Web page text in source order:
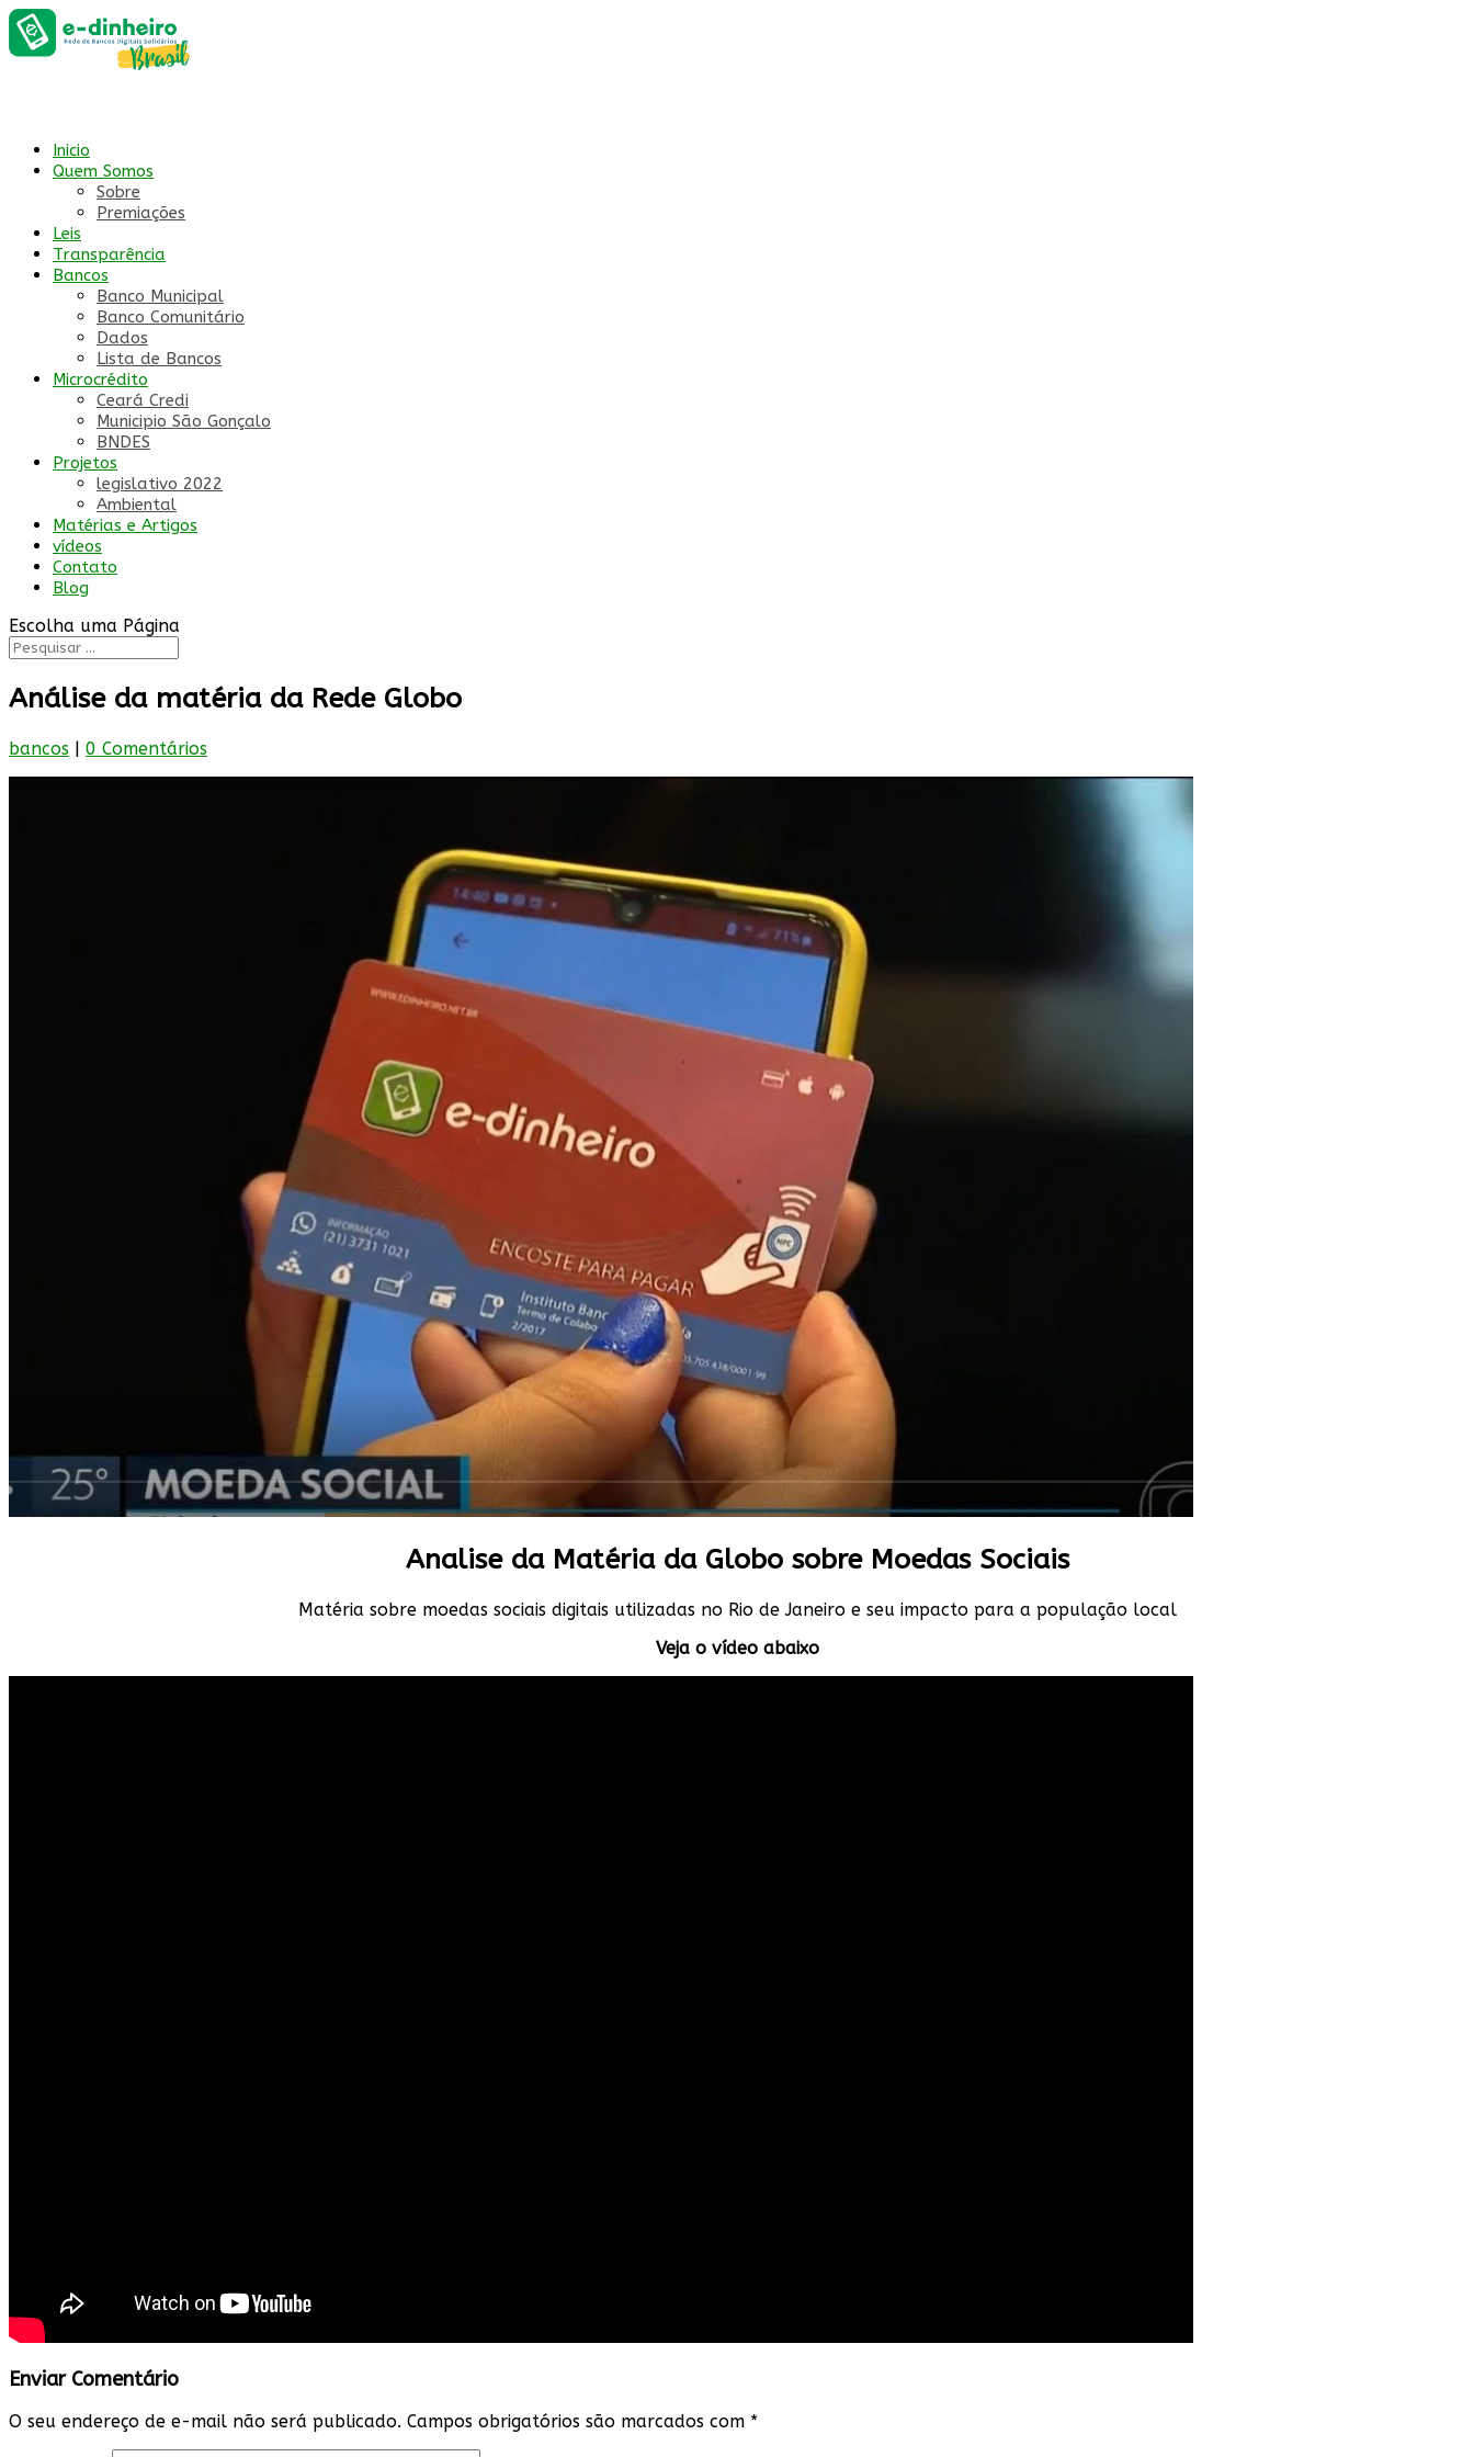
Inicio
Quem Somos
Sobre
Premiações
Leis
Transparência
Bancos
Banco Municipal
Banco Comunitário
Dados
Lista de Bancos
Microcrédito
Ceará Credi
Municipio São Gonçalo
BNDES
Projetos
legislativo 2022
Ambiental
Matérias e Artigos
vídeos
Contato
Blog
Escolha uma Página
Análise da matéria da Rede Globo
bancos | 0 Comentários
Analise da Matéria da Globo sobre Moedas Sociais
Matéria sobre moedas sociais digitais utilizadas no Rio de Janeiro e seu impacto para a população local
Veja o vídeo abaixo
Enviar Comentário
O seu endereço de e-mail não será publicado. Campos obrigatórios são marcados com *